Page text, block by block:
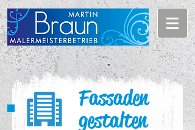
Fassaden
gestalten